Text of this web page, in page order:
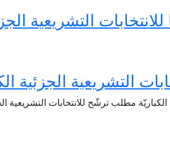
التشريعية
التشريعية الجزئية
الكباريّة مطلب ترشّح للانتخابات التشريعية